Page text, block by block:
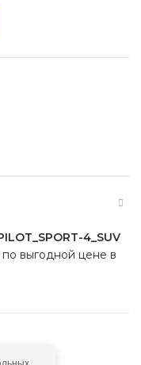
35 20 110Y XL FRV
4_SUV
по выгодной цене в